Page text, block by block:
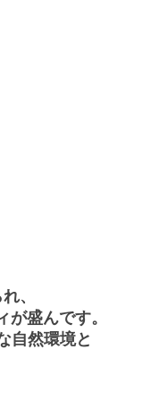
、
盛んです。
自然環境と